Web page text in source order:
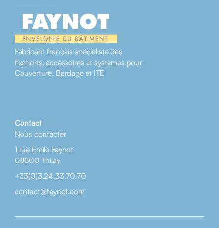
Fabricant français spécialiste des
fixations, accessoires et systèmes pour
Couverture, Bardage et ITE
Contact
Nous contacter
1 rue Emile Faynot
08800 Thilay
+33(0)3.24.33.70.70
contact@faynot.com